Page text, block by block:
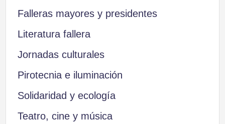
Falleras mayores y presidentes
Literatura fallera
Jornadas culturales
Pirotecnia e iluminación
Solidaridad y ecología
Teatro, cine y música